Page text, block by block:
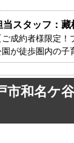
当スタッフ：藏
ご成約者様限定！
園が徒歩圏内の子
市和名ケ
エリアの新築一戸
エリアの中古一戸
エリアのマンショ
エリアの土地
新築一戸建